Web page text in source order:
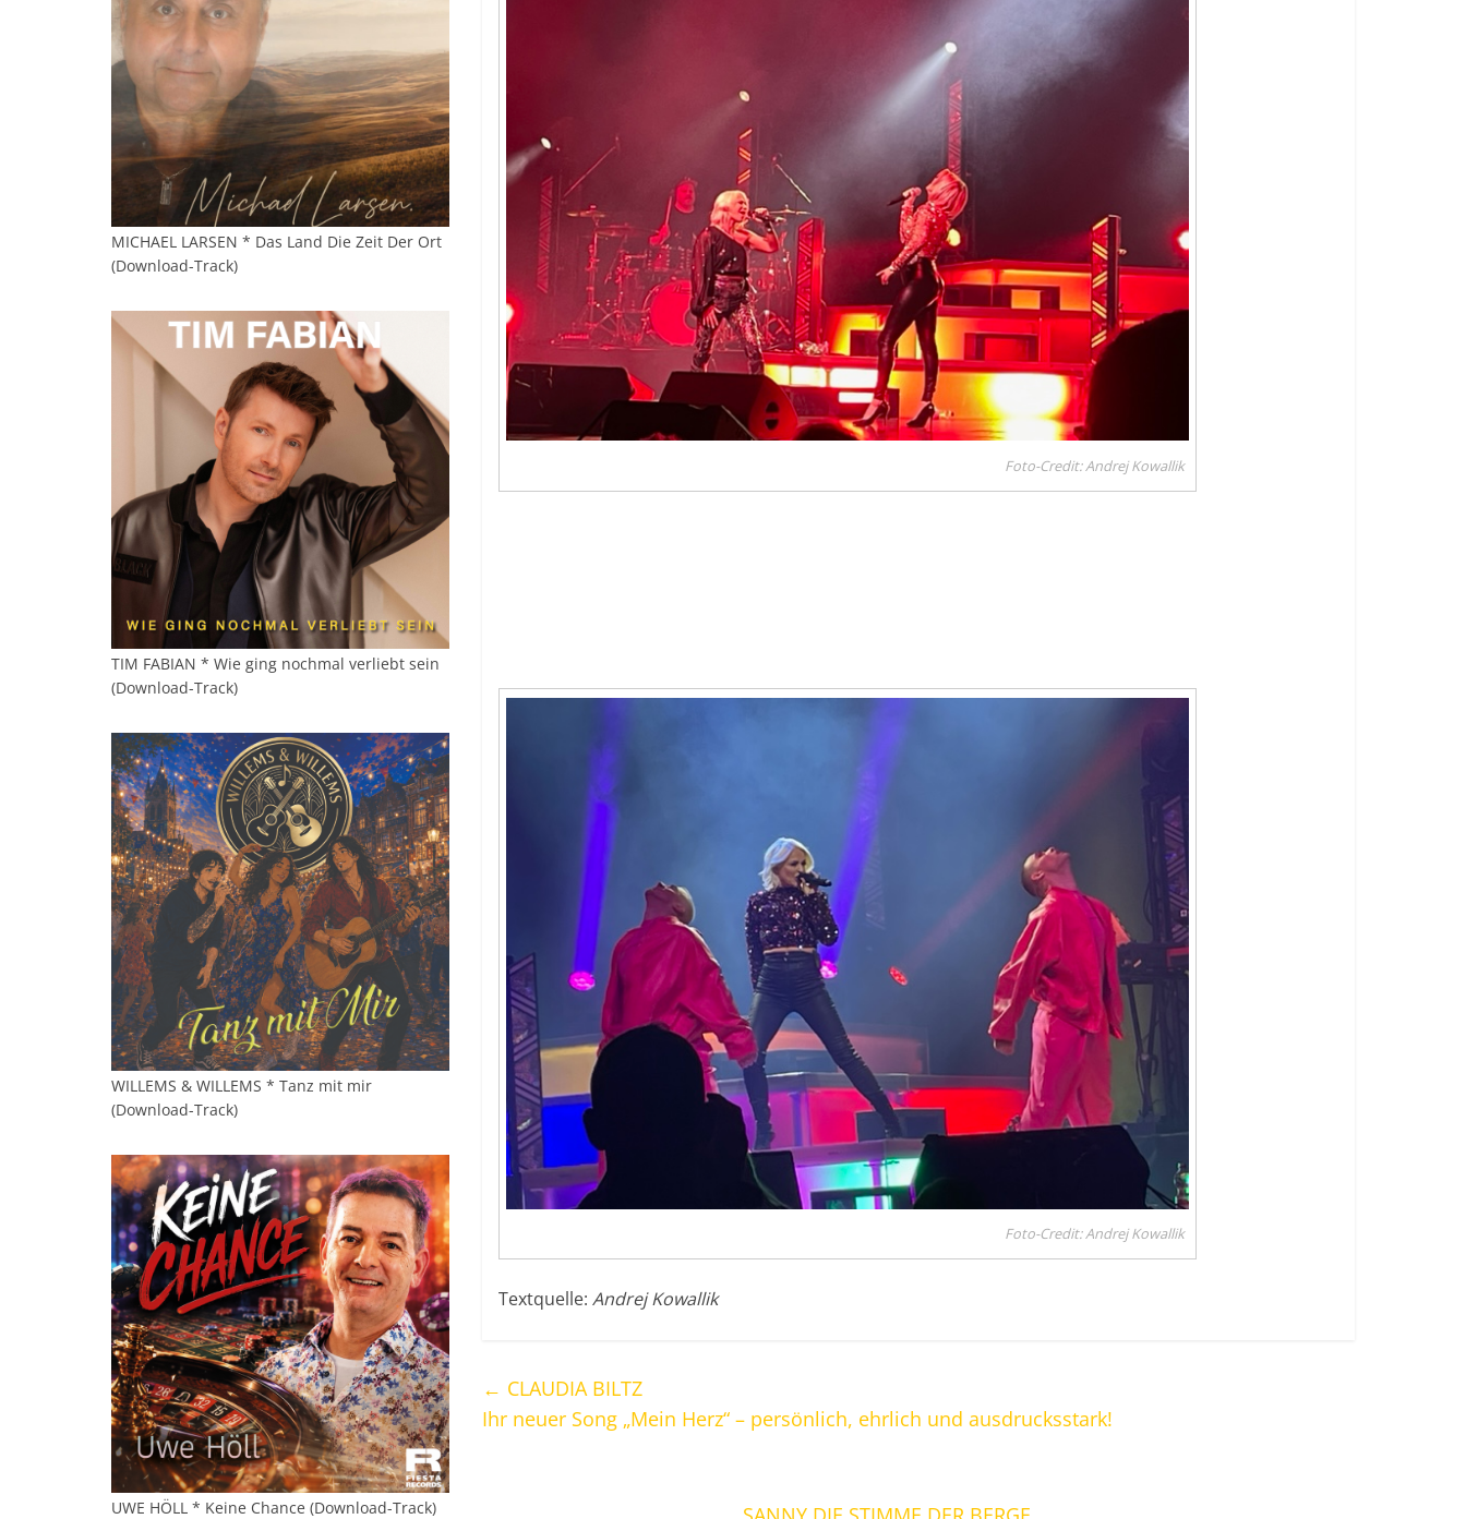
Foto-Credit: Andrej Kowallik
Foto-Credit: Andrej Kowallik
Textquelle: Andrej Kowallik
← CLAUDIA BILTZ
Ihr neuer Song „Mein Herz“ – persönlich, ehrlich und ausdrucksstark!
MICHAEL LARSEN * Das Land Die Zeit Der Ort
(Download-Track)
TIM FABIAN * Wie ging nochmal verliebt sein
(Download-Track)
WILLEMS & WILLEMS * Tanz mit mir
(Download-Track)
UWE HÖLL * Keine Chance (Download-Track)